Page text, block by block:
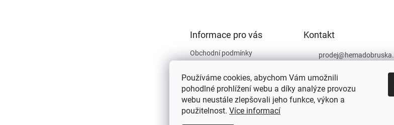
Používáme cookies, abychom Vám umožnili
pohodlné prohlížení webu a díky analýze provozu
webu neustále zlepšovali jeho funkce, výkon a
použitelnost. Více informací
Informace pro vás
Obchodní podmínky
údajů
Kontakty
O nás
Kontakt
prodej@hemadobruska.
494 623 129